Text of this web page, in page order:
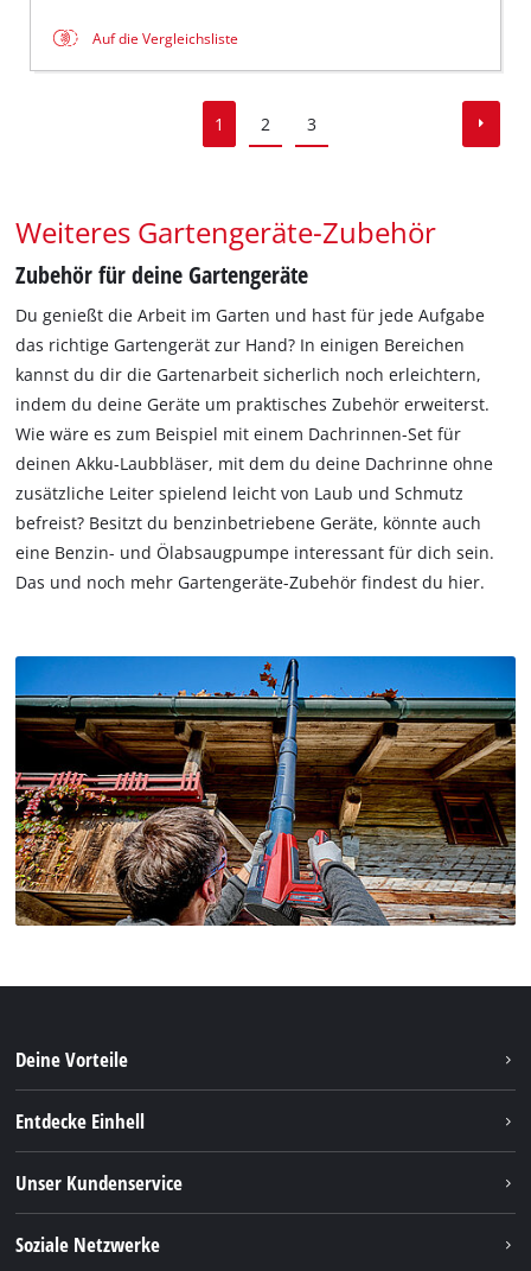
Auf die Vergleichsliste
1 2 3
Weiteres Gartengeräte-Zubehör
Zubehör für deine Gartengeräte
Du genießt die Arbeit im Garten und hast für jede Aufgabe
das richtige Gartengerät zur Hand? In einigen Bereichen
kannst du dir die Gartenarbeit sicherlich noch erleichtern,
indem du deine Geräte um praktisches Zubehör erweiterst.
Wie wäre es zum Beispiel mit einem Dachrinnen-Set für
deinen Akku-Laubbläser, mit dem du deine Dachrinne ohne
zusätzliche Leiter spielend leicht von Laub und Schmutz
befreist? Besitzt du benzinbetriebene Geräte, könnte auch
eine Benzin- und Ölabsaugpumpe interessant für dich sein.
Das und noch mehr Gartengeräte-Zubehör findest du hier.
Deine Vorteile
Entdecke Einhell
Nachhaltigkeit
Unser Kundenservice
Soziale Netzwerke